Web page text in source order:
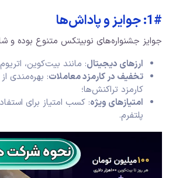
1#: جوایز و پاداش‌ها
جوایز جشنواره‌های نوبیتکس متنوع بوده و
ارزهای دیجیتال: مانند بیت‌کوین،
تخفیف در کارمزد معاملات: بهره‌مندی
کارمزد تراکنش‌ها؛
امتیازهای ویژه: کسب امتیاز برای
پلتفرم.